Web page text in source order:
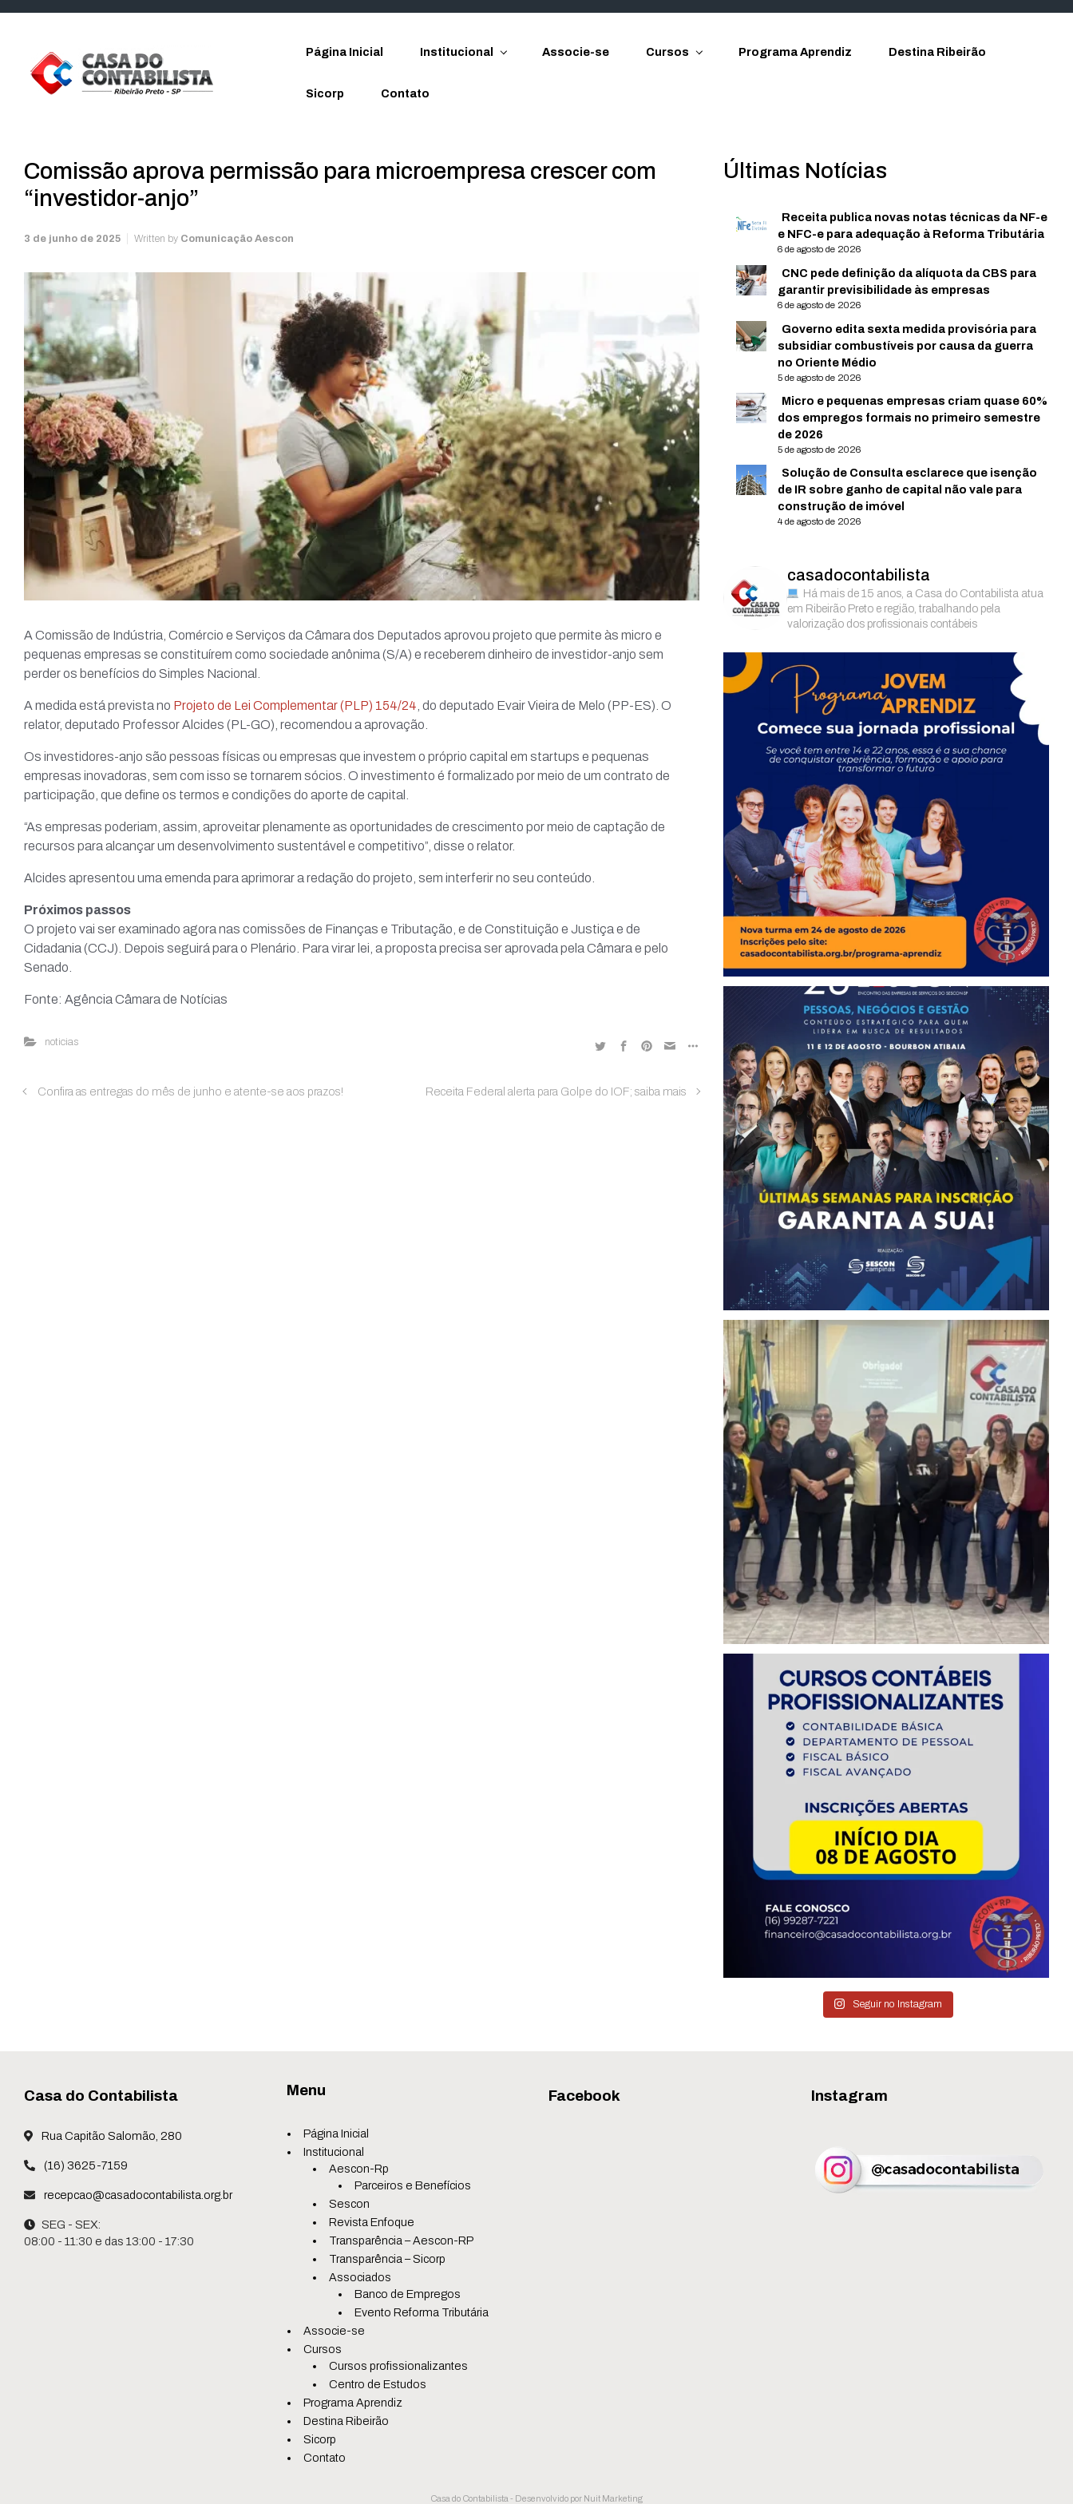
Página Inicial Institucional Associe-se Cursos Programa Aprendiz Destina Ribeirão
Sicorp Contato
Comissão aprova permissão para microempresa crescer com
“investidor-anjo”
3 de junho de 2025 Written by Comunicação Aescon
A Comissão de Indústria, Comércio e Serviços da Câmara dos Deputados aprovou projeto que permite às micro e
pequenas empresas se constituírem como sociedade anônima (S/A) e receberem dinheiro de investidor-anjo sem
perder os benefícios do Simples Nacional.
A medida está prevista no Projeto de Lei Complementar (PLP) 154/24 , do deputado Evair Vieira de Melo (PP-ES). O
relator, deputado Professor Alcides (PL-GO), recomendou a aprovação.
Os investidores-anjo são pessoas físicas ou empresas que investem o próprio capital em startups e pequenas
empresas inovadoras, sem com isso se tornarem sócios. O investimento é formalizado por meio de um contrato de
participação, que define os termos e condições do aporte de capital.
“As empresas poderiam, assim, aproveitar plenamente as oportunidades de crescimento por meio de captação de
recursos para alcançar um desenvolvimento sustentável e competitivo”, disse o relator.
Alcides apresentou uma emenda para aprimorar a redação do projeto, sem interferir no seu conteúdo.
Próximos passos
O projeto vai ser examinado agora nas comissões de Finanças e Tributação, e de Constituição e Justiça e de
Cidadania (CCJ). Depois seguirá para o Plenário. Para virar lei, a proposta precisa ser aprovada pela Câmara e pelo
Senado.
Fonte: Agência Câmara de Notícias
noticias
Confira as entregas do mês de junho e atente-se aos prazos! Receita Federal alerta para Golpe do IOF; saiba mais
Últimas Notícias
Receita publica novas notas técnicas da NF-e
e NFC-e para adequação à Reforma Tributária
6 de agosto de 2026
CNC pede definição da alíquota da CBS para
garantir previsibilidade às empresas
6 de agosto de 2026
Governo edita sexta medida provisória para
subsidiar combustíveis por causa da guerra
no Oriente Médio
5 de agosto de 2026
Micro e pequenas empresas criam quase 60%
dos empregos formais no primeiro semestre
de 2026
5 de agosto de 2026
Solução de Consulta esclarece que isenção
de IR sobre ganho de capital não vale para
construção de imóvel
4 de agosto de 2026
casadocontabilista
Há mais de 15 anos, a Casa do Contabilista atua
em Ribeirão Preto e região, trabalhando pela
valorização dos profissionais contábeis
Seguir no Instagram
Casa do Contabilista
Rua Capitão Salomão, 280
(16) 3625-7159
recepcao@casadocontabilista.org.br
SEG - SEX:
08:00 - 11:30 e das 13:00 - 17:30
Menu
Página Inicial
Institucional
Aescon-Rp
Parceiros e Benefícios
Sescon
Revista Enfoque
Transparência – Aescon-RP
Transparência – Sicorp
Associados
Banco de Empregos
Evento Reforma Tributária
Associe-se
Cursos
Cursos profissionalizantes
Centro de Estudos
Programa Aprendiz
Destina Ribeirão
Sicorp
Contato
Facebook Instagram
Casa do Contabilista - Desenvolvido por Nuit Marketing